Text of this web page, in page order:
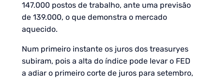
147.000 postos de trabalho, ante uma previsão
de 139.000, o que demonstra o mercado
aquecido.
Num primeiro instante os juros dos treasuryes
subiram, pois a alta do índice pode levar o FED
a adiar o primeiro corte de juros para setembro,